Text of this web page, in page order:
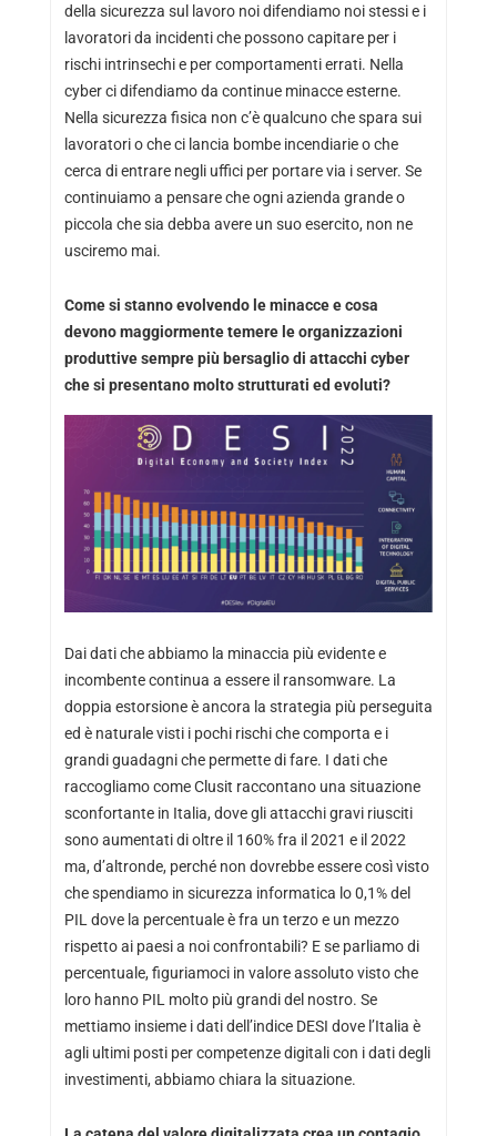
della sicurezza sul lavoro noi difendiamo noi stessi e i
lavoratori da incidenti che possono capitare per i
rischi intrinsechi e per comportamenti errati. Nella
cyber ci difendiamo da continue minacce esterne.
Nella sicurezza fisica non c’è qualcuno che spara sui
lavoratori o che ci lancia bombe incendiarie o che
cerca di entrare negli uffici per portare via i server. Se
continuiamo a pensare che ogni azienda grande o
piccola che sia debba avere un suo esercito, non ne
usciremo mai.
Come si stanno evolvendo le minacce e cosa
devono maggiormente temere le organizzazioni
produttive sempre più bersaglio di attacchi cyber
che si presentano molto strutturati ed evoluti?
Dai dati che abbiamo la minaccia più evidente e
incombente continua a essere il ransomware. La
doppia estorsione è ancora la strategia più perseguita
ed è naturale visti i pochi rischi che comporta e i
grandi guadagni che permette di fare. I dati che
raccogliamo come Clusit raccontano una situazione
sconfortante in Italia, dove gli attacchi gravi riusciti
sono aumentati di oltre il 160% fra il 2021 e il 2022
ma, d’altronde, perché non dovrebbe essere così visto
che spendiamo in sicurezza informatica lo 0,1% del
PIL dove la percentuale è fra un terzo e un mezzo
rispetto ai paesi a noi confrontabili? E se parliamo di
percentuale, figuriamoci in valore assoluto visto che
loro hanno PIL molto più grandi del nostro. Se
mettiamo insieme i dati dell’indice DESI dove l’Italia è
agli ultimi posti per competenze digitali con i dati degli
investimenti, abbiamo chiara la situazione.